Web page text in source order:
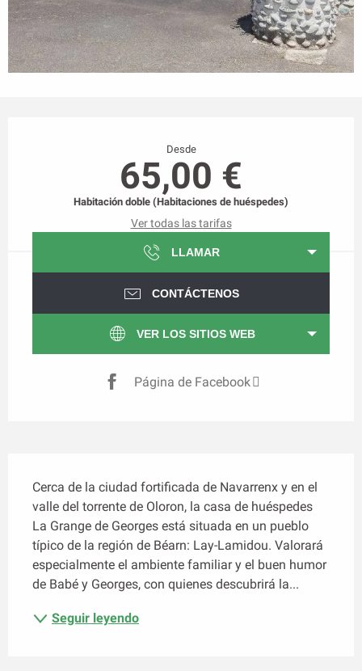
Desde
65,00 €
Habitación doble (Habitaciones de huéspedes)
Ver todas las tarifas
LLAMAR
CONTÁCTENOS
VER LOS SITIOS WEB
Página de Facebook
Cerca de la ciudad fortificada de Navarrenx y en el
valle del torrente de Oloron, la casa de huéspedes
La Grange de Georges está situada en un pueblo
típico de la región de Béarn: Lay-Lamidou. Valorará
especialmente el ambiente familiar y el buen humor
de Babé y Georges, con quienes descubrirá la...
Seguir leyendo